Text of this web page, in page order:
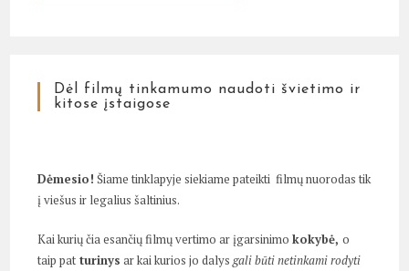
Dėl filmų tinkamumo naudoti švietimo ir
kitose įstaigose
Dėmesio! Šiame tinklapyje siekiame pateikti filmų nuorodas tik
į viešus ir legalius šaltinius.
Kai kurių čia esančių filmų vertimo ar įgarsinimokokybė,o
taip pat turinys ar kai kurios jo dalys gali būti netinkami rodyti